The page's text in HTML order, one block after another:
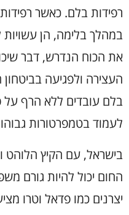
רפידות בלם. כאשר
במהלך בלימה, הן
את הכוח הנדרש, דבר
העצירה ולפגיעה בביטחון
בלם עובדים ללא הרף על
לעמוד בטמפרטורות
בישראל, עם הקיץ הלוהט
החום יכול להיות גורם
יצרנים כמו פדאל וטרו